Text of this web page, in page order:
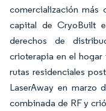
comercialización más
capital de CryoBuilt
derechos de
crioterapia en el
rutas residenciales
LaserAway en marzo
combinada de RF y